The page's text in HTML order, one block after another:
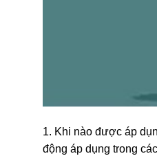
1. Khi nào được áp
động áp dụng trong